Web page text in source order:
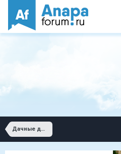
Дачные дела